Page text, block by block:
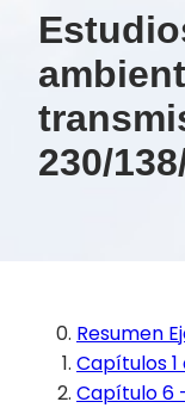
230/
Resumen
Capítulos 1
Capítulo 6